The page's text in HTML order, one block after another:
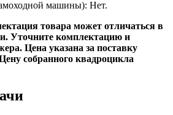
машины): Нет.
товара может отличаться в
Уточните комплектацию и
Цена указана за поставку
собранного квадроцикла